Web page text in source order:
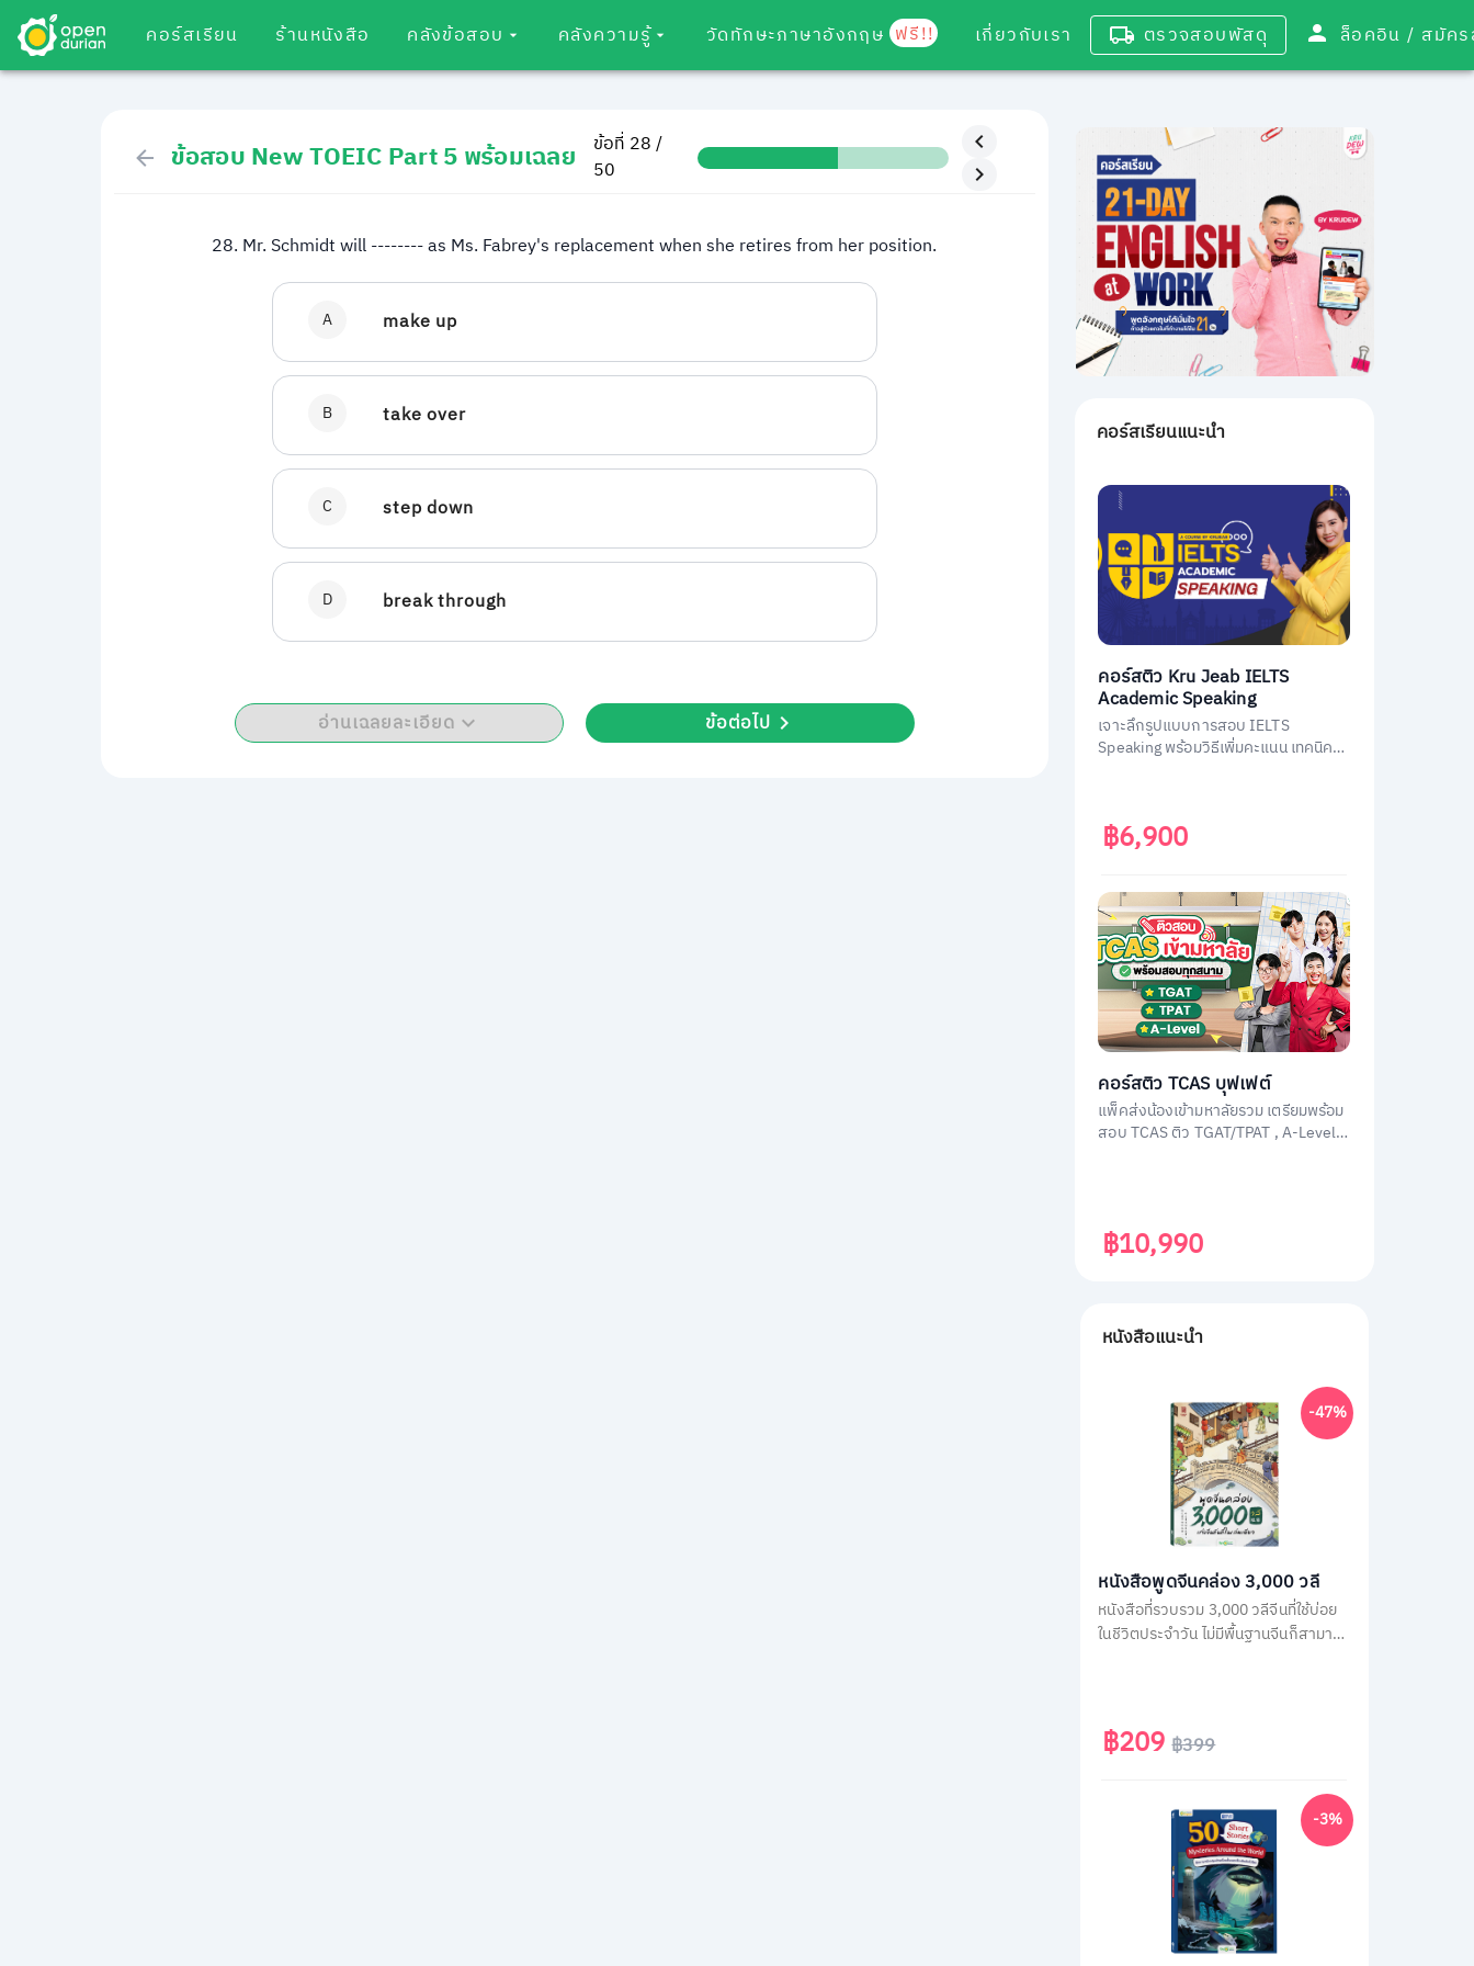
คอร์สเรียน ร้านหนังสือ คลังข้อสอบ คลังความรู้ วัดทักษะภาษาอังกฤษ ฟรี!! เกี่ยวกับเรา ตรวจสอบพัสดุ ล็อคอิน /
ข้อสอบ New TOEIC Part 5 พร้อมเฉลย
ข้อที่ 28 /
50
28. Mr. Schmidt will -------- as Ms. Fabrey's replacement when she retires from her position.
A make up
B take over
C step down
D break through
อ่านเฉลยละเอียด ข้อต่อไป
คอร์สเรียนแนะนำ
คอร์สติว Kru Jeab IELTS
Academic Speaking
เจาะลึกรูปแบบการสอบ IELTS
Speaking พร้อมวิธีเพิ่มคะแนน เทคนิค
฿6,900
คอร์สติว TCAS บุฟเฟต์
แพ็คส่งน้องเข้ามหาลัยรวม เตรียมพร้อม
สอบ TCAS ติว TGAT/TPAT , A-Level
฿10,990
หนังสือแนะนำ
หนังสือพูดจีนคล่อง 3,000 วลี
หนังสือที่รวบรวม 3,000 วลีจีนที่ใช้บ่อย
ในชีวิตประจำวัน ไม่มีพื้นฐานจีนก็สามารถ
จีนได้ทันที
-47%
฿209฿399
-3%